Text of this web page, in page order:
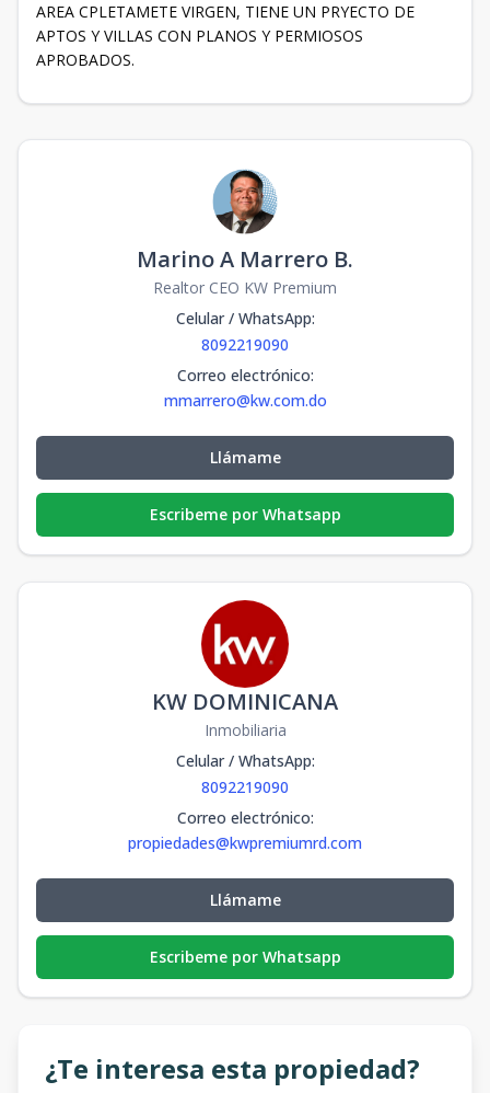
AREA CPLETAMETE VIRGEN, TIENE UN PRYECTO DE
APTOS Y VILLAS CON PLANOS Y PERMIOSOS
APROBADOS.
Marino A Marrero B.
Realtor CEO KW Premium
Celular / WhatsApp:
8092219090
Correo electrónico:
mmarrero@kw.com.do
Llámame
Escribeme por Whatsapp
KW DOMINICANA
Inmobiliaria
Celular / WhatsApp:
8092219090
Correo electrónico:
propiedades@kwpremiumrd.com
Llámame
Escribeme por Whatsapp
¿Te interesa esta propiedad?